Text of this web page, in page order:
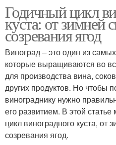
Годичный цикл
куста: от зимней
созревания ягод
Виноград – это один из
которые выращиваются во
для производства вина,
других продуктов. Но чтобы
винограднику нужно
его развитием. В этой
цикл виноградного куста, от
созревания ягод.